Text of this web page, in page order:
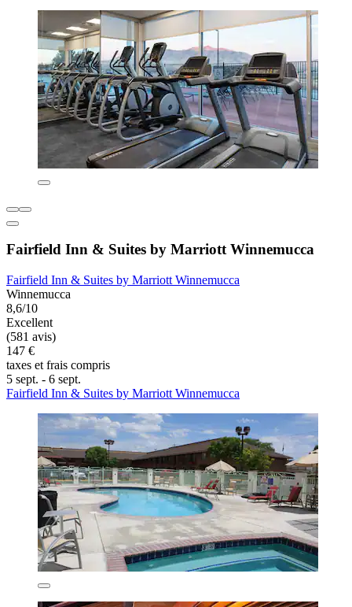
Fairfield Inn & Suites by Marriott Winnemucca
Fairfield Inn & Suites by Marriott Winnemucca
Winnemucca
8,6/10
Excellent
(581 avis)
147 €
taxes et frais compris
5 sept. - 6 sept.
Fairfield Inn & Suites by Marriott Winnemucca